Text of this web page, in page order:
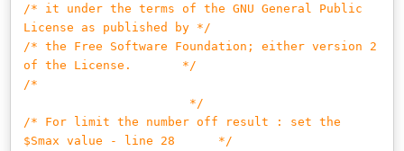
/* it under the terms of the GNU General Public
License as published by */
/* the Free Software Foundation; either version 2
of the License. */
/*
*/
/* For limit the number off result : set the
$Smax value - line 28 */